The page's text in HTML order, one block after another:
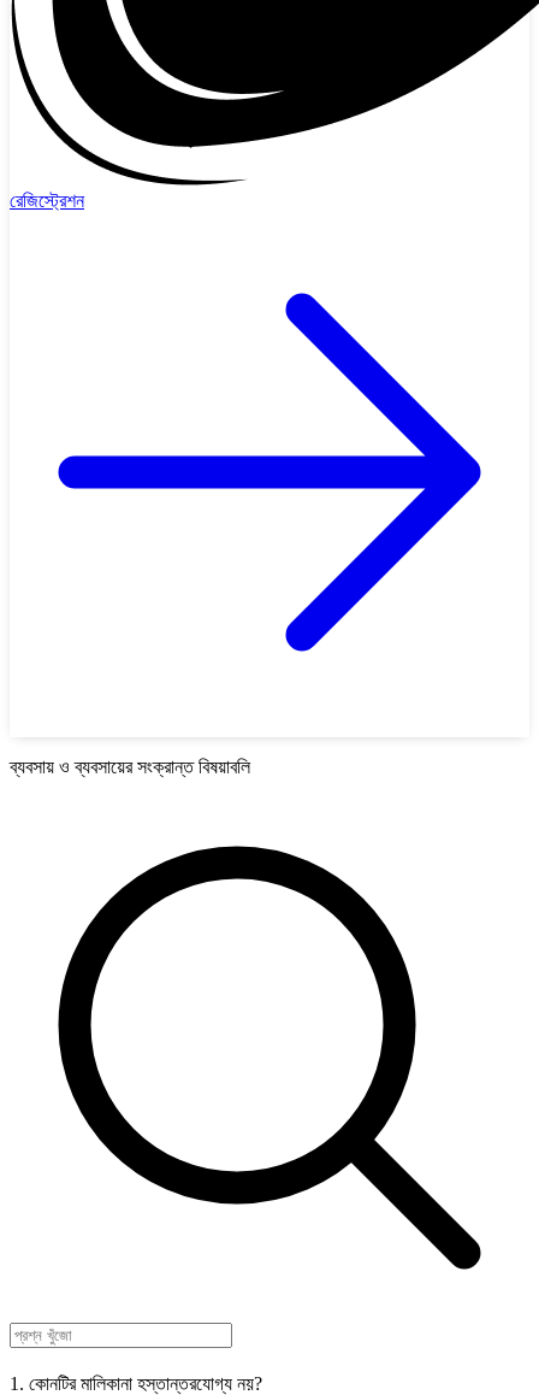
রেজিস্ট্রেশন
ব্যবসায় ও ব্যবসায়ের সংক্রান্ত বিষয়াবলি
1. কোনটির মালিকানা হস্তান্তরযোগ্য নয়?